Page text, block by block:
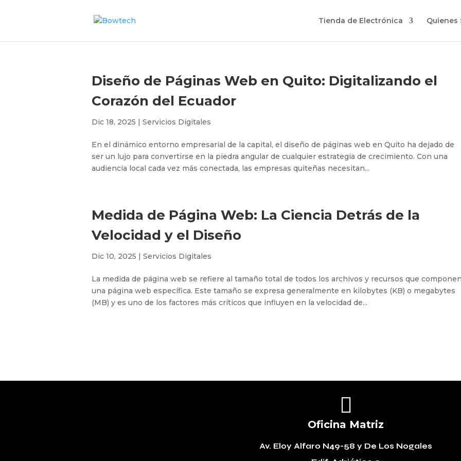
Tienda de Electrónica Quienes
Diseño de Páginas Web en Quito: Digitalizando el
Corazón del Ecuador
Dic 18, 2025 | Servicios Digitales
En el dinámico entorno empresarial de la capital, el diseño de páginas web en Quito ha dejado de
ser un lujo para convertirse en la piedra angular de cualquier estrategia de crecimiento. Con una
audiencia local cada vez más conectada, las empresas quiteñas necesitan...
Medida de Página Web: La Ciencia Detrás de la
Velocidad y el Diseño
Dic 10, 2025 | Servicios Digitales
La medida de página web se refiere al tamaño total de todos los archivos y recursos que
una página web específica. Este tamaño se expresa generalmente en kilobytes (KB) o megabytes
(MB) y es uno de los factores más críticos que influyen en la velocidad de...

Oficina Matriz
Av. Eloy Alfaro N49-58 y De Los Nogales